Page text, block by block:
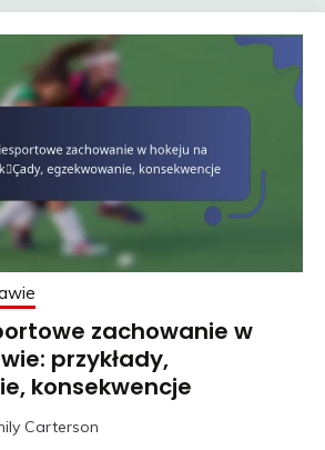
zachowanie w
przykłady,
konsekwencje
Carterson